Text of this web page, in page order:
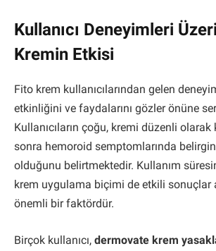
Kullanıcı Deneyimleri
Kremin Etkisi
Fito krem kullanıcılarından gelen
etkinliğini ve faydalarını gözler önüne
Kullanıcıların çoğu, kremi düzenli olarak
sonra hemoroid semptomlarında
olduğunu belirtmektedir. Kullanım
krem uygulama biçimi de etkili sonuçlar
önemli bir faktördür.
Birçok kullanıcı, dermovate krem